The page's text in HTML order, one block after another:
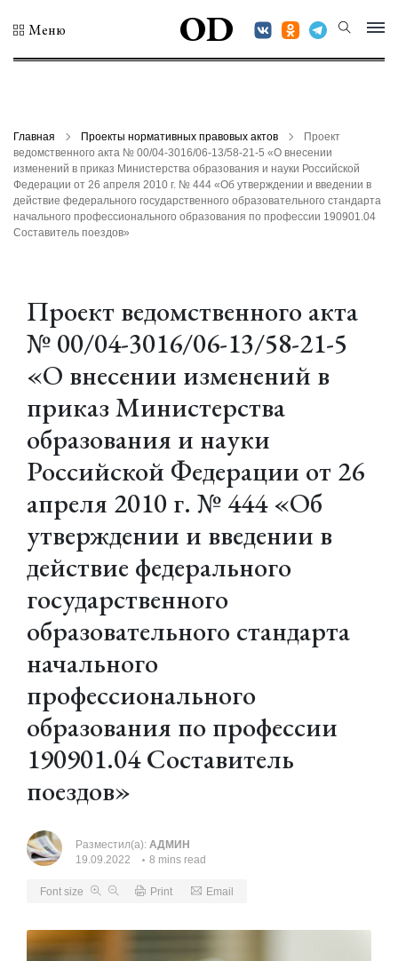
Меню OD
Главная Проекты нормативных правовых актов
Проект
ведомственного акта № 00/04-3016/06-13/58-21-5 «О внесении
изменений в приказ Министерства образования и науки Российской
Федерации от 26 апреля 2010 г. № 444 «Об утверждении и введении в
действие федерального государственного образовательного стандарта
начального профессионального образования по профессии 190901.04
Составитель поездов»
Проект ведомственного акта
№ 00/04-3016/06-13/58-21-5
«О внесении изменений в
приказ Министерства
образования и науки
Российской Федерации от 26
апреля 2010 г. № 444 «Об
утверждении и введении в
действие федерального
государственного
образовательного стандарта
начального
профессионального
образования по профессии
190901.04 Составитель
поездов»
Разместил(а): АДМИН
19.09.2022
8 mins read
Font size Print Email